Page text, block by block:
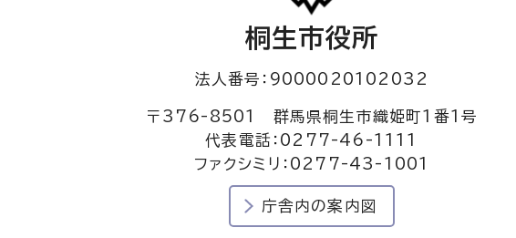
桐生市役所
法人番号：9000020102032
〒376-8501 群馬県桐生市織姫町1番1号
代表電話：0277-46-1111
ファクシミリ：0277-43-1001
庁舎内の案内図